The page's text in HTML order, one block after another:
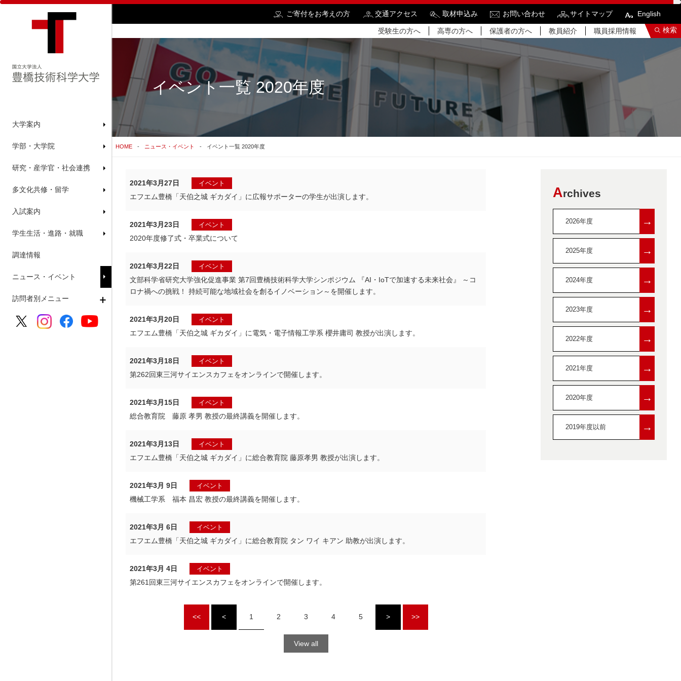
大学案内
学部・大学院
研究・産学官・社会連携
多文化共修・留学
入試案内
学生生活・進路・就職
調達情報
ニュース・イベント
訪問者別メニュー
ご寄付をお考えの方 交通アクセス 取材申込み お問い合わせ サイトマップ English
受験生の方へ 高専の方へ 保護者の方へ 教員紹介 職員採用情報 検索
検索結果をもっと見る
イベント一覧 2020年度
HOME ニュース・イベント イベント一覧 2020年度
2021年3月27日 イベント
エフエム豊橋「天伯之城 ギカダイ」に広報サポーターの学生が出演します。
2021年3月23日 イベント
2020年度修了式・卒業式について
2021年3月22日 イベント
文部科学省研究大学強化促進事業 第7回豊橋技術科学大学シンポジウム 『AI・IoTで加速する未来社会』 ～コ
ロナ禍への挑戦！ 持続可能な地域社会を創るイノベーション～を開催します。
2021年3月20日 イベント
エフエム豊橋「天伯之城 ギカダイ」に電気・電子情報工学系 櫻井庸司 教授が出演します。
2021年3月18日 イベント
第262回東三河サイエンスカフェをオンラインで開催します。
2021年3月15日 イベント
総合教育院 藤原 孝男 教授の最終講義を開催します。
2021年3月13日 イベント
エフエム豊橋「天伯之城 ギカダイ」に総合教育院 藤原孝男 教授が出演します。
2021年3月 9日 イベント
機械工学系 福本 昌宏 教授の最終講義を開催します。
2021年3月 6日 イベント
エフエム豊橋「天伯之城 ギカダイ」に総合教育院 タン ワイ キアン 助教が出演します。
2021年3月 4日 イベント
第261回東三河サイエンスカフェをオンラインで開催します。
<< < 1 2 3 4 5 > >>
View all
Archives
2026年度 →
2025年度 →
2024年度 →
2023年度 →
2022年度 →
2021年度 →
2020年度 →
2019年度以前 →